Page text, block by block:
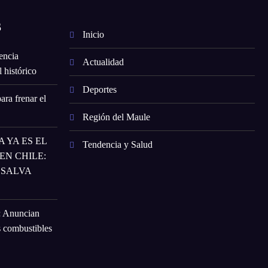
histórico
frenar el
YA ES EL
CHILE:
Anuncian
combustibles
Inicio
Actualidad
Deportes
Región del Maule
Tendencia y Salud